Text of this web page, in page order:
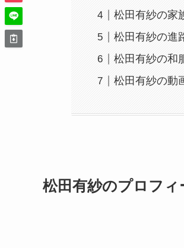
松田有紗の家
松田有紗の進
松田有紗の和
松田有紗の動
松田有紗のプロフィ